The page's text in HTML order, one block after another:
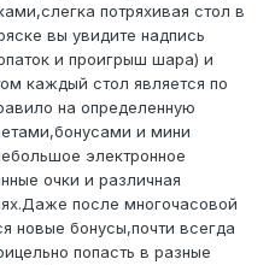
потряхивая стол в
вы увидите надпись
и проигрыш шара) и
каждый стол является по
на определенную
и мини
электронное
очки и различная
после многочасовой
новые бонусы,почти всегда
попасть в разные